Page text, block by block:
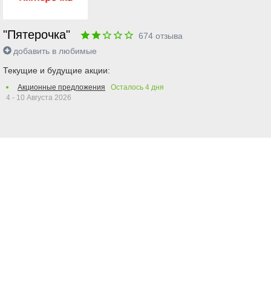
"Пятерочка" 674 отзыва
добавить в любимые
Текущие и будущие акции:
Акционные предложения Осталось 4 дня
4 - 10 Августа 2026